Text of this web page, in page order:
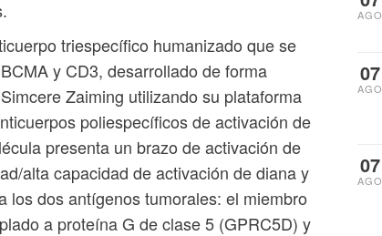
triespecífico humanizado que se
y CD3, desarrollado de forma
Zaiming utilizando su plataforma
poliespecíficos de activación de
presenta un brazo de activación de
alta capacidad de activación de diana y
los dos antígenos tumorales: el miembro
a proteína G de clase 5 (GPRC5D) y
AGO
07
AGO
07
AGO